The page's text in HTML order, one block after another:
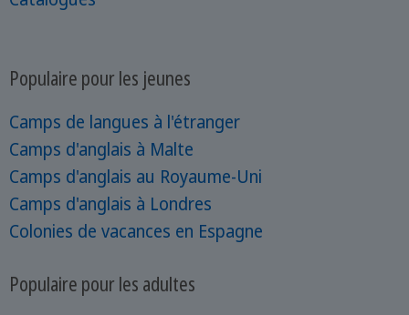
Populaire pour les jeunes
Camps de langues à l'étranger
Camps d'anglais à Malte
Camps d'anglais au Royaume-Uni
Camps d'anglais à Londres
Colonies de vacances en Espagne
Populaire pour les adultes